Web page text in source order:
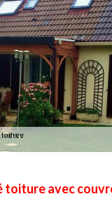
toiture avec